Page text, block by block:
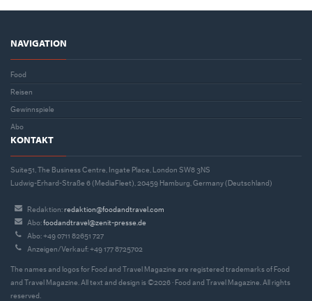
NAVIGATION
Food
Reisen
Gewinnspiele
Abo
KONTAKT
Suite51, The Business Centre, Ingate Place, London SW8 3NS
Ludwig-Erhard-Straße 6 (MediaFleet), 20459 Hamburg, Germany (Deutschland)
Redaktion:redaktion@foodandtravel.com
Abo:foodandtravel@zenit-presse.de
Abo: +49 0711 82651 727
Anzeigen/Verkauf: +49 177 8725702
The names and logos for Food and Travel Magazine are registered trademarks of Food
and Travel Magazine. All text and design is ©2026 · Food and Travel Magazine. All rights
reserved.